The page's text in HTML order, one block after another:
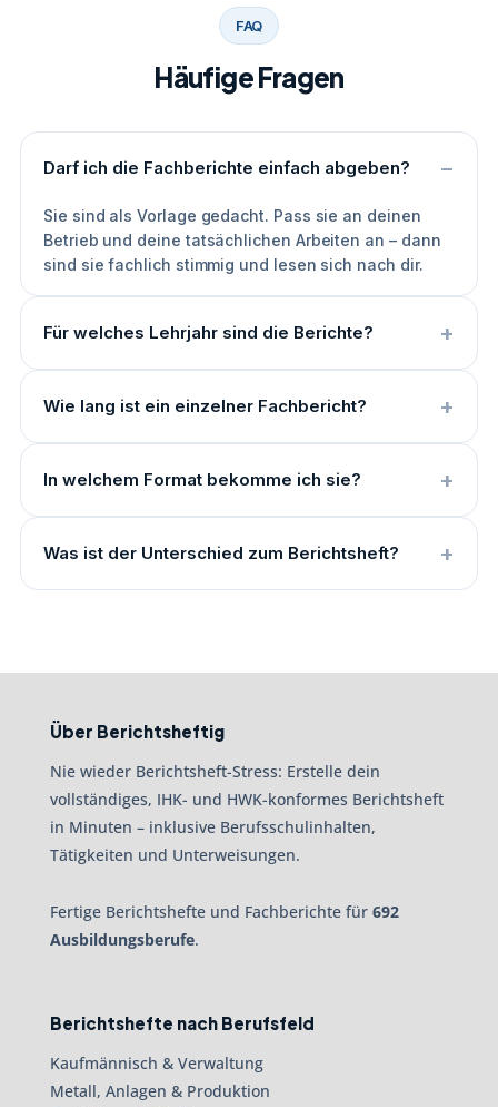
FAQ
Häufige Fragen
Darf ich die Fachberichte einfach abgeben?
Sie sind als Vorlage gedacht. Pass sie an deinen
Betrieb und deine tatsächlichen Arbeiten an – dann
sind sie fachlich stimmig und lesen sich nach dir.
Für welches Lehrjahr sind die Berichte?
Wie lang ist ein einzelner Fachbericht?
In welchem Format bekomme ich sie?
Was ist der Unterschied zum Berichtsheft?
Über Berichtsheftig
Nie wieder Berichtsheft-Stress: Erstelle dein
vollständiges, IHK- und HWK-konformes Berichtsheft
in Minuten – inklusive Berufsschulinhalten,
Tätigkeiten und Unterweisungen.
Fertige Berichtshefte und Fachberichte für 692
Ausbildungsberufe.
Berichtshefte nach Berufsfeld
Kaufmännisch & Verwaltung
Metall, Anlagen & Produktion